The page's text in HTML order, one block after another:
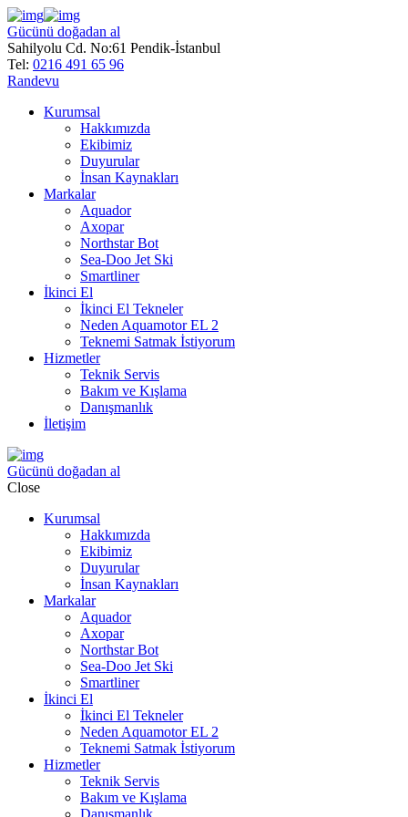
Gücünü doğadan al
Sahilyolu Cd. No:61 Pendik-İstanbul
Tel: 0216 491 65 96
Randevu
Kurumsal
Hakkımızda
Ekibimiz
Duyurular
İnsan Kaynakları
Markalar
Aquador
Axopar
Northstar Bot
Sea-Doo Jet Ski
Smartliner
İkinci El
İkinci El Tekneler
Neden Aquamotor EL 2
Teknemi Satmak İstiyorum
Hizmetler
Teknik Servis
Bakım ve Kışlama
Danışmanlık
İletişim
Gücünü doğadan al
Close
Kurumsal
Hakkımızda
Ekibimiz
Duyurular
İnsan Kaynakları
Markalar
Aquador
Axopar
Northstar Bot
Sea-Doo Jet Ski
Smartliner
İkinci El
İkinci El Tekneler
Neden Aquamotor EL 2
Teknemi Satmak İstiyorum
Hizmetler
Teknik Servis
Bakım ve Kışlama
Danışmanlık